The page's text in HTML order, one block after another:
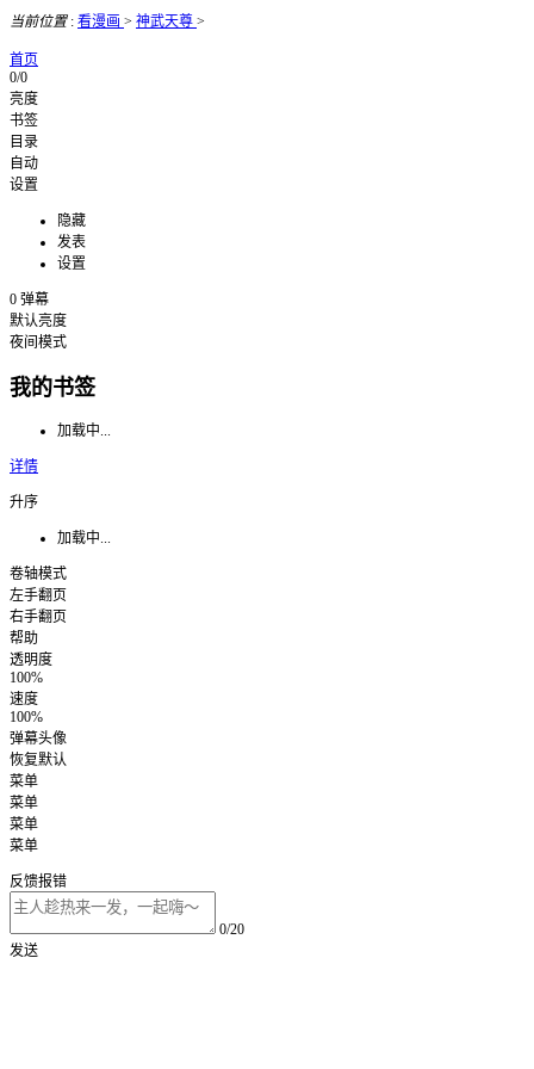
当前位置: 看漫画 > 神武天尊 >
首页
0/0
亮度
书签
目录
自动
设置
隐藏
发表
设置
0 弹幕
默认亮度
夜间模式
我的书签
加载中...
详情
升序
加载中...
卷轴模式
左手翻页
右手翻页
帮助
透明度
100%
速度
100%
弹幕头像
恢复默认
菜单
菜单
菜单
菜单
反馈报错
0/20
发送